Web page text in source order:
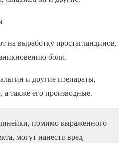
на выработку простагландинов,
боли.
и другие препараты,
а также его производные.
помимо выраженного
могут нанести вред